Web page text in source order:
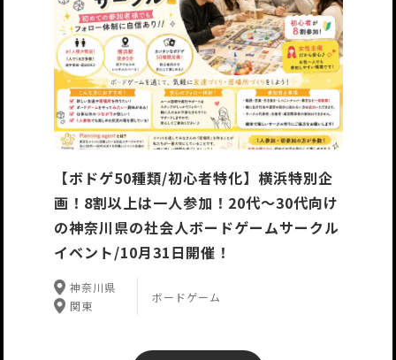
【ボドゲ50種類/初心者特化】横浜特別企
画！8割以上は一人参加！20代〜30代向け
の神奈川県の社会人ボードゲームサークル
イベント/10月31日開催！
神奈川県
関東
ボードゲーム